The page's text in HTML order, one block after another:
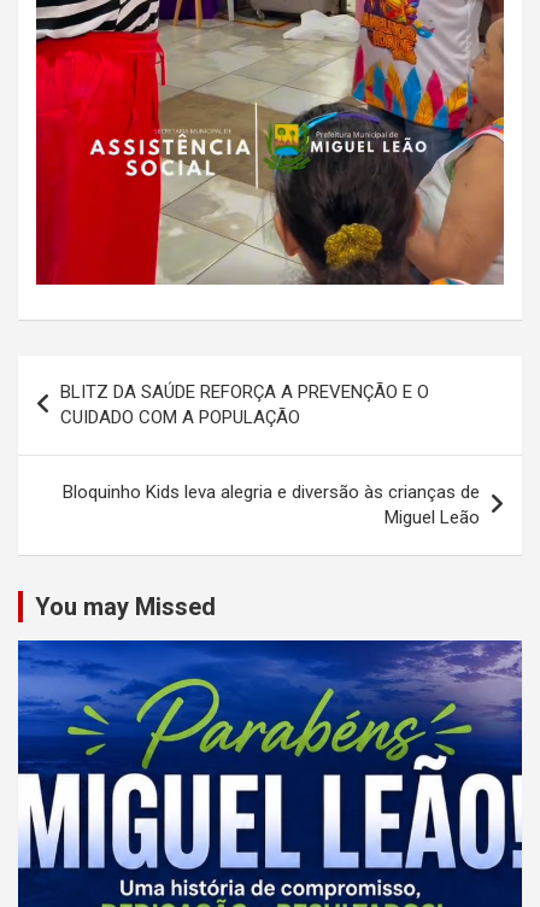
Navegação
de
Post
BLITZ DA SAÚDE REFORÇA A PREVENÇÃO E O
CUIDADO COM A POPULAÇÃO
Bloquinho Kids leva alegria e diversão às crianças de
Miguel Leão
You may Missed